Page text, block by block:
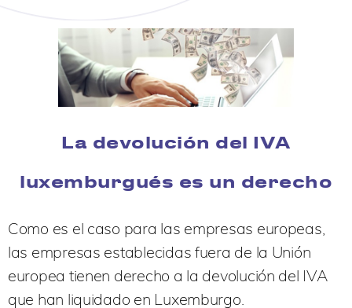
La devolución del IVA
luxemburgués es un derecho
Como es el caso para las empresas europeas,
las empresas establecidas fuera de la Unión
europea tienen derecho a la devolución del IVA
que han liquidado en Luxemburgo.